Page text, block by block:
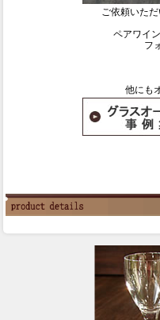
ご依頼いた
ペアワイ
フ
他にも